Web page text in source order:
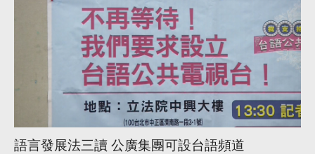
語言發展法三讀 公廣集團可設台語頻道